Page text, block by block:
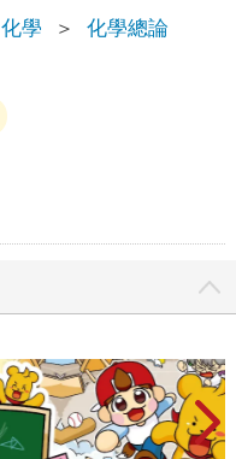
化學 ＞ 化學總論